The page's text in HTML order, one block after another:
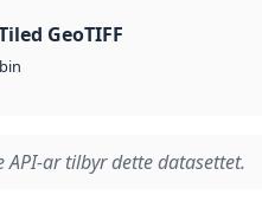
GeoTIFF
bin
API-ar tilbyr dette datasettet.